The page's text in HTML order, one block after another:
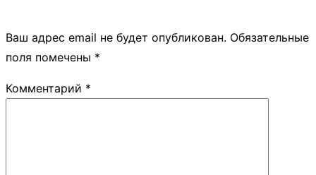
Ваш адрес email не будет опубликован. Обязательные
поля помечены *
Комментарий *